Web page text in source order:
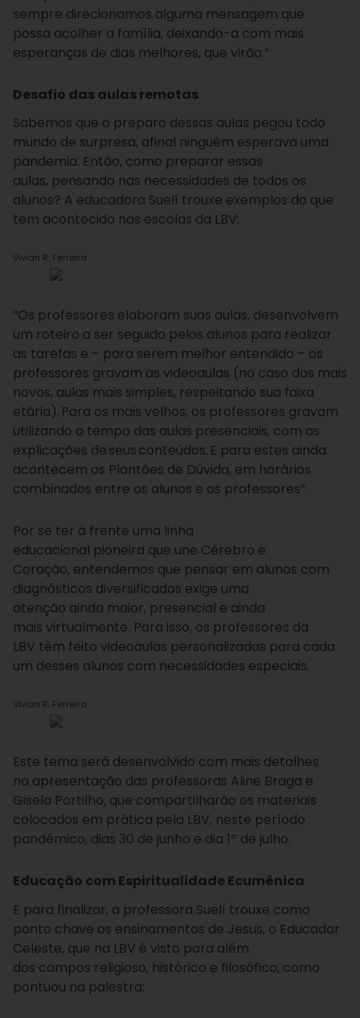
sempre direcionamos alguma mensagem que
possa acolher a família, deixando-a com mais
esperanças de dias melhores, que virão.”
Desafio das aulas remotas
Sabemos que o preparo dessas aulas pegou todo
mundo de surpresa, afinal ninguém esperava uma
pandemia. Então, como preparar essas
aulas, pensando nas necessidades de todos os
alunos? A educadora Suelí trouxe exemplos do que
tem acontecido nas escolas da LBV:
Vivian R. Ferreira
“Os professores elaboram suas aulas, desenvolvem
um roteiro a ser seguido pelos alunos para realizar
as tarefas e – para serem melhor entendido – os
professores gravam as videoaulas (no caso dos mais
novos, aulas mais simples, respeitando sua faixa
etária). Para os mais velhos, os professores gravam
utilizando o tempo das aulas presenciais, com as
explicações de seus conteúdos. E para estes ainda
acontecem os Plantões de Dúvida, em horários
combinados entre os alunos e os professores”.
Por se ter à frente uma linha
educacional pioneira que une Cérebro e
Coração, entendemos que pensar em alunos com
diagnósticos diversificados exige uma
atenção ainda maior, presencial e ainda
mais virtualmente. Para isso, os professores da
LBV têm feito videoaulas personalizadas para cada
um desses alunos com necessidades especiais.
Vivian R. Ferreira
Este tema será desenvolvido com mais detalhes
na apresentação das professoras Aline Braga e
Gisela Portilho, que compartilharão os materiais
colocados em prática pela LBV, neste período
pandêmico, dias 30 de junho e dia 1º de julho.
Educação com Espiritualidade Ecumênica
E para finalizar, a professora Suelí trouxe como
ponto chave os ensinamentos de Jesus, o Educador
Celeste, que na LBV é visto para além
dos campos religioso, histórico e filosófico, como
pontuou na palestra: